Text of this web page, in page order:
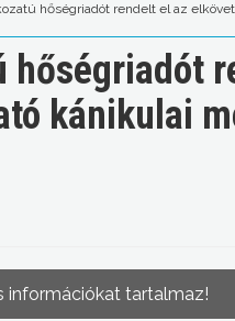
hőségriadót rendelt el az
hőségriadót
kánikulai
információkat tartalmaz!